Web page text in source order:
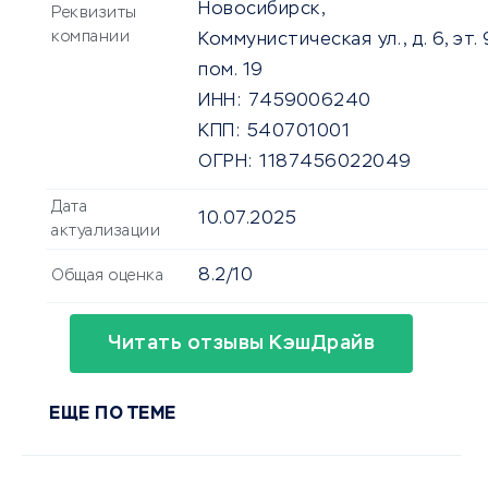
Реквизиты
компании
Новосибирск,
Коммунистическая ул., д. 6, эт.
пом. 19
ИНН:
7459006240
КПП: 540701001
ОГРН: 1187456022049
Дата
актуализации
10.07.2025
Общая оценка 8.2/10
Читать отзывы КэшДрайв
ЕЩЕ ПО ТЕМЕ